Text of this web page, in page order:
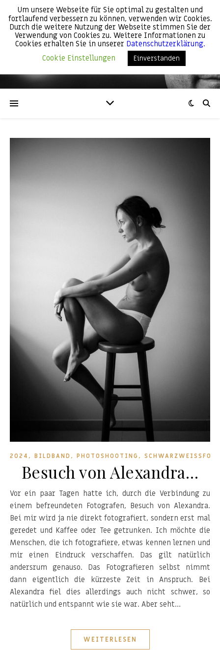
Günter Weber
My point of view!
2024 , BILDBAND , PHOTOSHOOTING ,
Besuch von Alexandra…
Vor ein paar Tagen hatte ich, durch die Verbindung zu
einem befreundeten Fotografen, Besuch von Alexandra.
Bei mir wird ja nie direkt fotografiert, sondern erst mal
geredet und Kaffee oder Tee getrunken. Ich möchte die
Menschen, die ich fotografiere, etwas kennen lernen und
mir einen Eindruck verschaffen. Das gilt natürlich
andersrum genauso. Das Fotografieren selbst nimmt
dann eigentlich die kürzeste Zeit in Anspruch. Bei
Alexandra fiel dies allerdings auch nicht schwer, so
natürlich und entspannt wie sie war. Aber seht…
WEITERLESEN
Um unsere Webseite für Sie optimal zu gestalten und
fortlaufend verbessern zu können, verwenden wir Cookies.
Durch die weitere Nutzung der Webseite stimmen Sie der
Verwendung von Cookies zu. Weitere Informationen zu
Cookies erhalten Sie in unserer Datenschutzerklärung.
Cookie Einstellungen
Einverstanden